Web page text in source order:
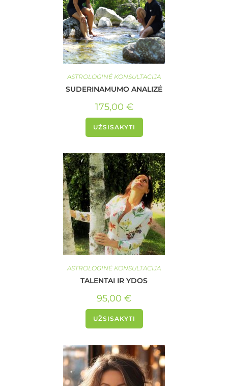
ASTROLOGINĖ KONSULTACIJA
SUDERINAMUMO ANALIZĖ
175,00 €
UŽSISAKYTI
ASTROLOGINĖ KONSULTACIJA
TALENTAI IR YDOS
95,00 €
UŽSISAKYTI